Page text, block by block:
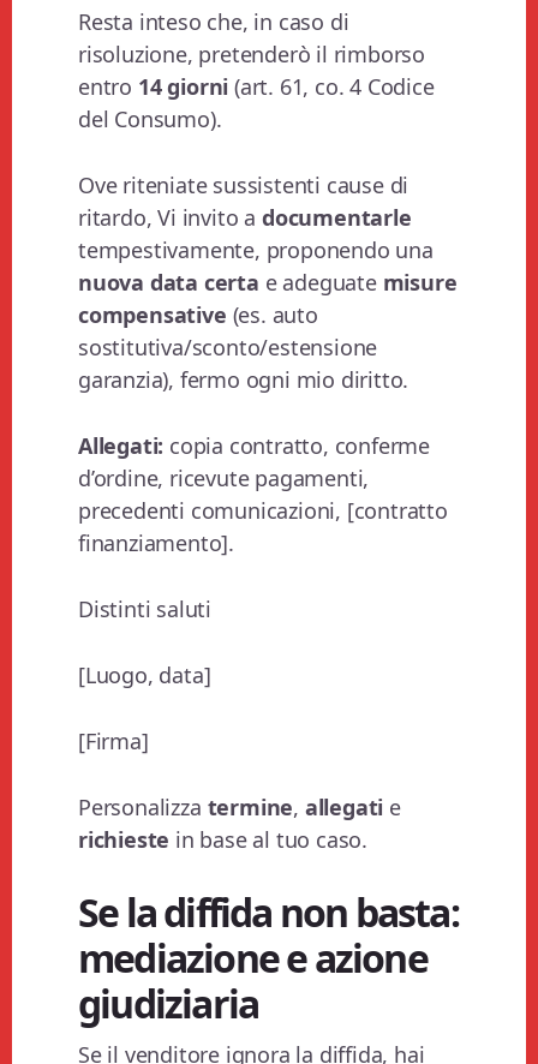
Resta inteso che, in caso di
risoluzione, pretenderò il rimborso
entro 14 giorni (art. 61, co. 4 Codice
del Consumo).
Ove riteniate sussistenti cause di
ritardo, Vi invito a documentarle
tempestivamente, proponendo una
nuova data certa e adeguate misure
compensative (es. auto
sostitutiva/sconto/estensione
garanzia), fermo ogni mio diritto.
Allegati: copia contratto, conferme
d’ordine, ricevute pagamenti,
precedenti comunicazioni, [contratto
finanziamento].
Distinti saluti
[Luogo, data]
[Firma]
Personalizza termine, allegati e
richieste in base al tuo caso.
Se la diffida non basta:
mediazione e azione
giudiziaria
Se il venditore ignora la diffida, hai